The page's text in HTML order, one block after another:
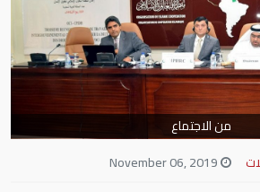
من الاجتماع